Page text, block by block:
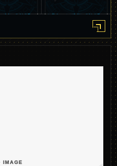
IMAGE